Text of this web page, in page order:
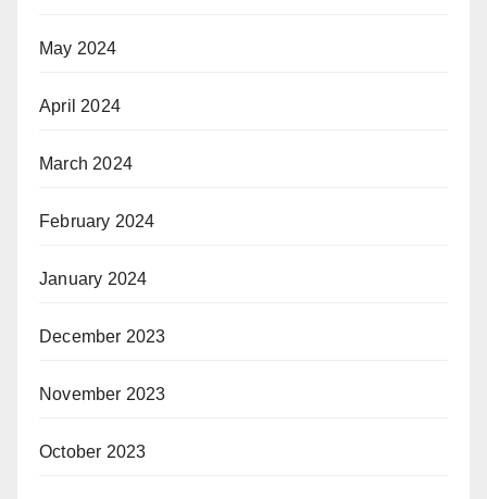
May 2024
April 2024
March 2024
February 2024
January 2024
December 2023
November 2023
October 2023